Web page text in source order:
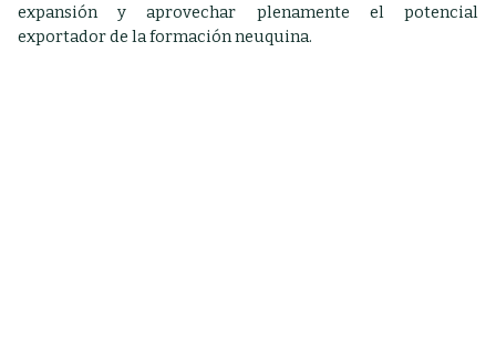
expansión y aprovechar plenamente el potencial
exportador de la formación neuquina.